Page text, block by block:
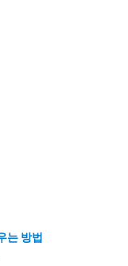
는 방법